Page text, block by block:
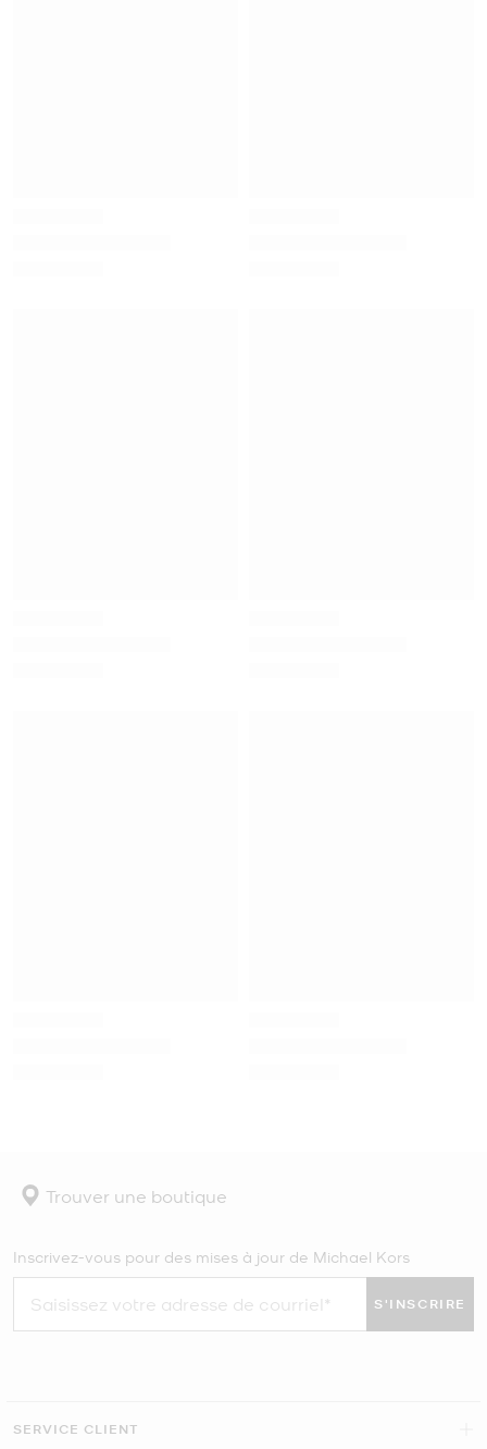
Trouver une boutique
Inscrivez-vous pour des mises à jour de Michael Kors
S'INSCRIRE
SERVICE CLIENT